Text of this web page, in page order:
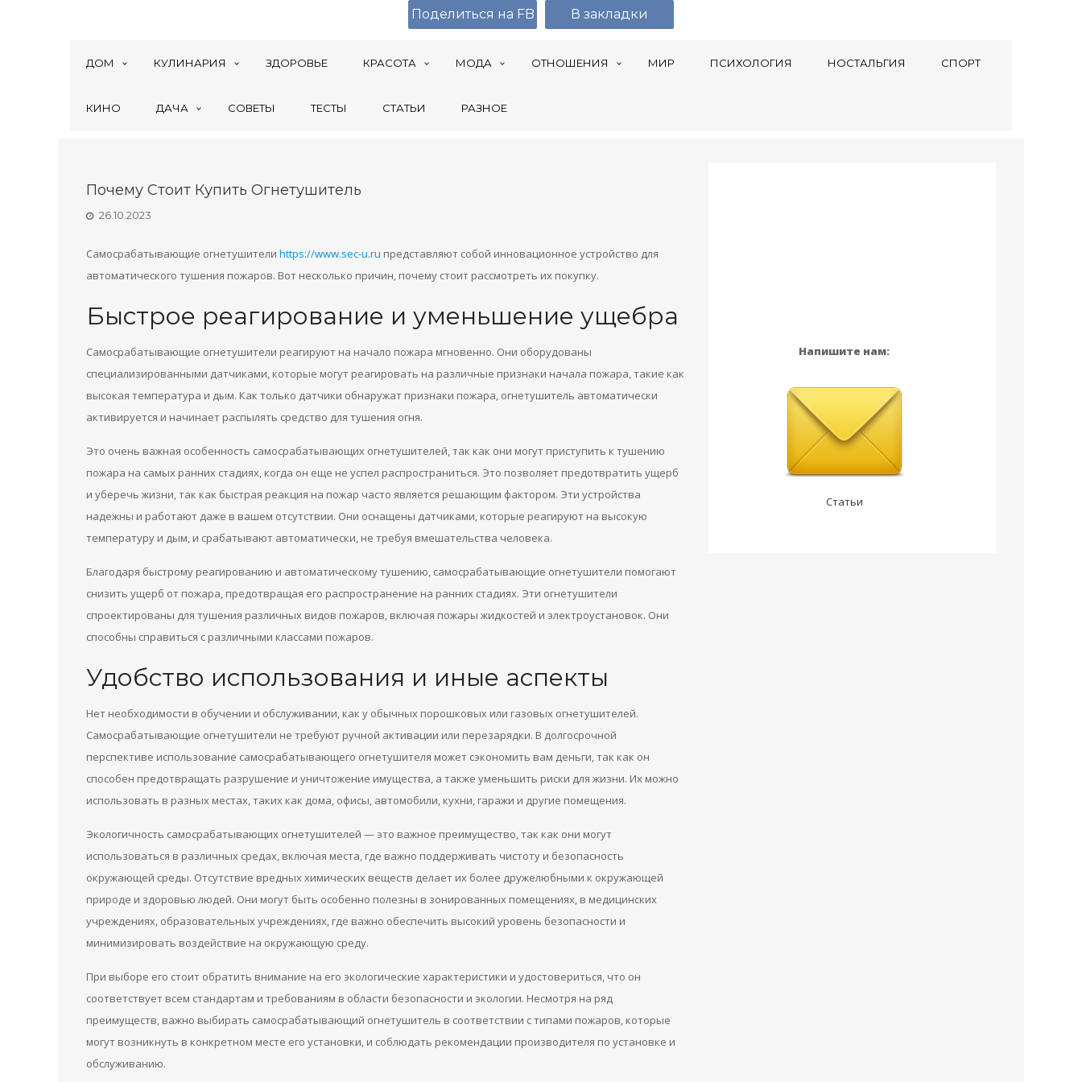
ДОМ КУЛИНАРИЯ ЗДОРОВЬЕ КРАСОТА МОДА ОТНОШЕНИЯ МИР ПСИХОЛОГИЯ НОСТАЛЬГИЯ СПОРТ
КИНО ДАЧА СОВЕТЫ ТЕСТЫ СТАТЬИ РАЗНОЕ
Почему Стоит Купить Огнетушитель
26.10.2023
Самосрабатывающие огнетушители https://www.sec-u.ru представляют собой инновационное устройство для
автоматического тушения пожаров. Вот несколько причин, почему стоит рассмотреть их покупку.
Быстрое реагирование и уменьшение ущебра
Самосрабатывающие огнетушители реагируют на начало пожара мгновенно. Они оборудованы
специализированными датчиками, которые могут реагировать на различные признаки начала пожара, такие как
высокая температура и дым. Как только датчики обнаружат признаки пожара, огнетушитель автоматически
активируется и начинает распылять средство для тушения огня.
Это очень важная особенность самосрабатывающих огнетушителей, так как они могут приступить к тушению
пожара на самых ранних стадиях, когда он еще не успел распространиться. Это позволяет предотвратить ущерб
и уберечь жизни, так как быстрая реакция на пожар часто является решающим фактором. Эти устройства
надежны и работают даже в вашем отсутствии. Они оснащены датчиками, которые реагируют на высокую
температуру и дым, и срабатывают автоматически, не требуя вмешательства человека.
Благодаря быстрому реагированию и автоматическому тушению, самосрабатывающие огнетушители помогают
снизить ущерб от пожара, предотвращая его распространение на ранних стадиях. Эти огнетушители
спроектированы для тушения различных видов пожаров, включая пожары жидкостей и электроустановок. Они
способны справиться с различными классами пожаров.
Удобство использования и иные аспекты
Нет необходимости в обучении и обслуживании, как у обычных порошковых или газовых огнетушителей.
Самосрабатывающие огнетушители не требуют ручной активации или перезарядки. В долгосрочной
перспективе использование самосрабатывающего огнетушителя может сэкономить вам деньги, так как он
способен предотвращать разрушение и уничтожение имущества, а также уменьшить риски для жизни. Их можно
использовать в разных местах, таких как дома, офисы, автомобили, кухни, гаражи и другие помещения.
Экологичность самосрабатывающих огнетушителей — это важное преимущество, так как они могут
использоваться в различных средах, включая места, где важно поддерживать чистоту и безопасность
окружающей среды. Отсутствие вредных химических веществ делает их более дружелюбными к окружающей
природе и здоровью людей. Они могут быть особенно полезны в зонированных помещениях, в медицинских
учреждениях, образовательных учреждениях, где важно обеспечить высокий уровень безопасности и
минимизировать воздействие на окружающую среду.
При выборе его стоит обратить внимание на его экологические характеристики и удостовериться, что он
соответствует всем стандартам и требованиям в области безопасности и экологии. Несмотря на ряд
преимуществ, важно выбирать самосрабатывающий огнетушитель в соответствии с типами пожаров, которые
могут возникнуть в конкретном месте его установки, и соблюдать рекомендации производителя по установке и
обслуживанию.
Напишите нам:
Статьи
Поделиться на FB В закладки